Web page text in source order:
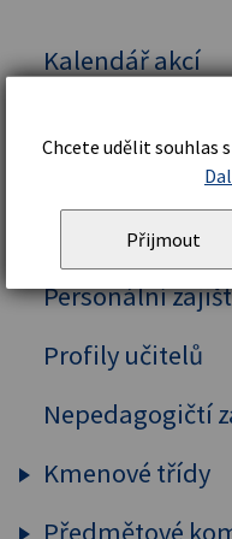
Kalendář akcí
Organizační
Školní řád
Personální
Profily učitelů
Nepedagogičtí
Kmenové třídy
Prima
Chcete udělit souhlas
Přijmout